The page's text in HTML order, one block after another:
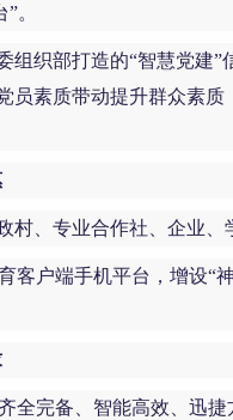
。
组织部打造的“智慧党建
员素质带动提升群众素
村、专业合作社、企业
客户端手机平台，增设“
全完备、智能高效、迅捷